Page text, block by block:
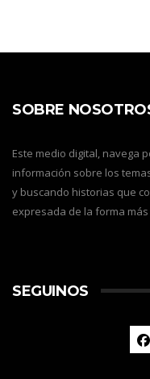
SOBRE
Este medio digital, navega
información sobre los
y buscando historias que
expresada de la forma
SEGUINOS